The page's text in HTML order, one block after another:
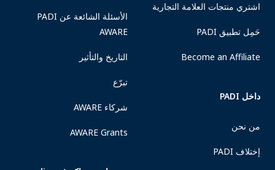
اشتري منتجات العلامة التجارية
حَمِل تطبيق PADI
Become an Affiliate
داخل PADI
من نحن
إختلاف PADI
الأسئلة الشائعة عن PADI
AWARE
التاريخ والتأثير
تبرّع
شركاء AWARE
AWARE Grants